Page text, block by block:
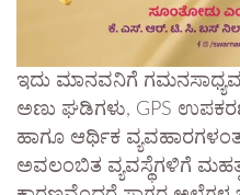
ಇದು ಮಾನವನಿಗೆ
ಅಣು ಘಡಿಗಳು, GPS
ಹಾಗೂ ಆರ್ಥಿಕ
ಅವಲಂಬಿತ ವ್ಯವಸ್ಥೆಗಳಿಗೆ